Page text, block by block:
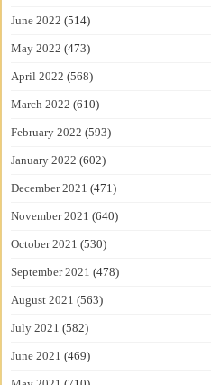
June 2022 (514)
May 2022 (473)
April 2022 (568)
March 2022 (610)
February 2022 (593)
January 2022 (602)
December 2021 (471)
November 2021 (640)
October 2021 (530)
September 2021 (478)
August 2021 (563)
July 2021 (582)
June 2021 (469)